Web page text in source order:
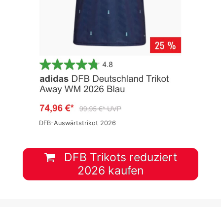
DFB-Auswärtstrikot 2026
DFB Trikots reduziert
2026 kaufen